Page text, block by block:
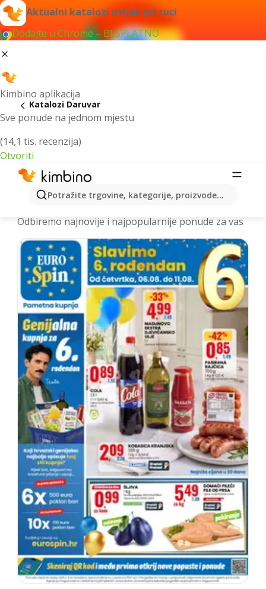
Aktualni katalozi uvijek pri ruci
Dodajte u Chrome – BESPLATNO
Kimbino aplikacija
Sve ponude na jednom mjestu
(14,1 tis. recenzija)
Otvoriti
Potražite trgovine, kategorije, proizvode...
Katalozi Daruvar
Najnoviji katalozi Daruvar > letci i
Odbiremo najnovije i najpopularnije ponude za vas